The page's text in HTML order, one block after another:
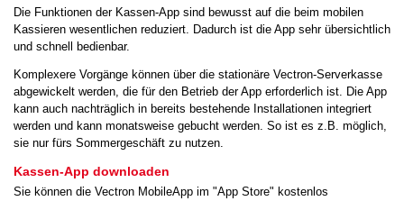
Die Funktionen der Kassen-App sind bewusst auf die beim mobilen
Kassieren wesentlichen reduziert. Dadurch ist die App sehr übersichtlich
und schnell bedienbar.
Komplexere Vorgänge können über die stationäre Vectron-Serverkasse
abgewickelt werden, die für den Betrieb der App erforderlich ist. Die App
kann auch nachträglich in bereits bestehende Installationen integriert
werden und kann monatsweise gebucht werden. So ist es z.B. möglich,
sie nur fürs Sommergeschäft zu nutzen.
Kassen-App downloaden
Sie können die Vectron MobileApp im "App Store" kostenlos